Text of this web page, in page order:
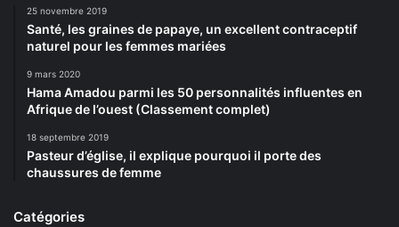
25 novembre 2019
Santé, les graines de papaye, un excellent contraceptif
naturel pour les femmes mariées
9 mars 2020
Hama Amadou parmi les 50 personnalités influentes en
Afrique de l’ouest (Classement complet)
18 septembre 2019
Pasteur d’église, il explique pourquoi il porte des
chaussures de femme
Catégories